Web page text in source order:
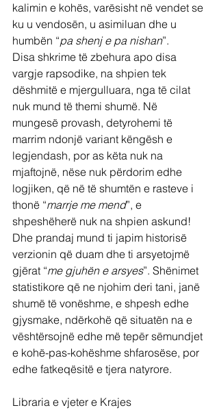
kalimin e kohës, varësisht në vendet se
ku u vendosën, u asimiluan dhe u
humbën “pa shenj e pa nishan”.
Disa shkrime të zbehura apo disa
vargje rapsodike, na shpien tek
dëshmitë e mjergulluara, nga të cilat
nuk mund të themi shumë. Në
mungesë provash, detyrohemi të
marrim ndonjë variant këngësh e
legjendash, por as këta nuk na
mjaftojnë, nëse nuk përdorim edhe
logjiken, që në të shumtën e rasteve i
thonë “marrje me mend”, e
shpeshëherë nuk na shpien askund!
Dhe prandaj mund ti japim historisë
verzionin që duam dhe ti arsyetojmë
gjërat “me gjuhën e arsyes”. Shënimet
statistikore që ne njohim deri tani, janë
shumë të vonëshme, e shpesh edhe
gjysmake, ndërkohë që situatën na e
vështërsojnë edhe më tepër sëmundjet
e kohë-pas-kohëshme shfarosëse, por
edhe fatkeqësitë e tjera natyrore.
Libraria e vjeter e Krajes